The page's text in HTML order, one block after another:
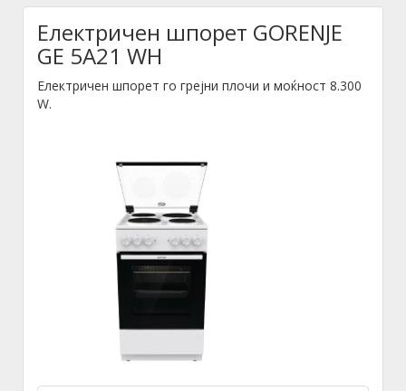
Електричен шпорет GORENJE
GE 5A21 WH
Електричен шпорет го грејни плочи и моќност 8.300
W.